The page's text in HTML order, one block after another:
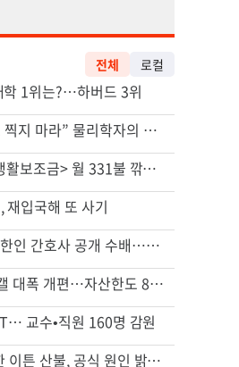
전체 로컬
학 1위는?…하버드 3위
“로또, 이 번호 찍지 마라” 물리학자의 당첨금 높이는 비밀
40만명 SSI<생활보조금> 월 331불 깎이나
재입국해 또 사기
'14년째 도피' 한인 간호사 공개 수배…메디케어 사기 유죄
[포커스] 메디캘 대폭 개편…자산한도 84% 축소
교수•직원 160명 감원
9000채 파괴한 이튼 산불, 공식 원인 밝혀졌다